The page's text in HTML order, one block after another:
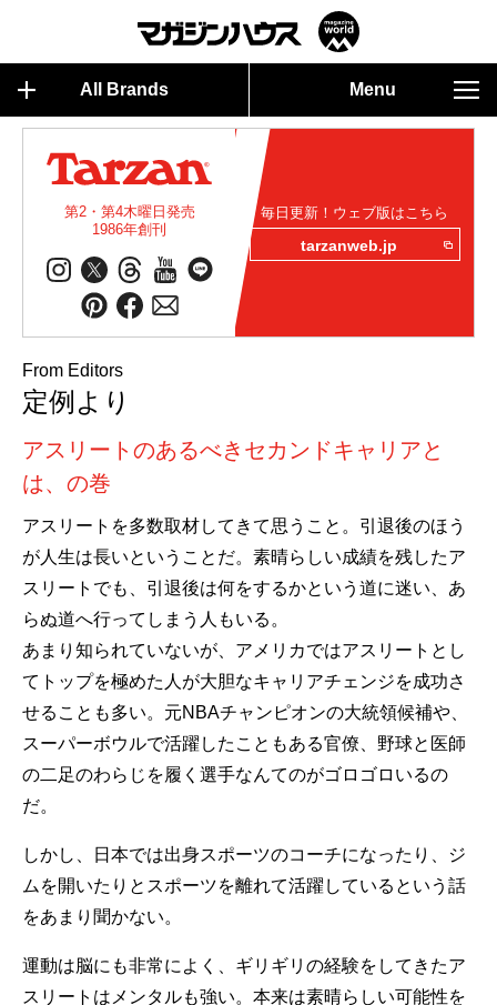
All Brands Menu
第2・第4木曜日発売
1986年創刊
毎日更新！ウェブ版はこちら
tarzanweb.jp
From Editors
定例より
アスリートのあるべきセカンドキャリアと
は、の巻
アスリートを多数取材してきて思うこと。引退後のほう
が人生は長いということだ。素晴らしい成績を残したア
スリートでも、引退後は何をするかという道に迷い、あ
らぬ道へ行ってしまう人もいる。
あまり知られていないが、アメリカではアスリートとし
てトップを極めた人が大胆なキャリアチェンジを成功さ
せることも多い。元NBAチャンピオンの大統領候補や、
スーパーボウルで活躍したこともある官僚、野球と医師
の二足のわらじを履く選手なんてのがゴロゴロいるの
だ。
しかし、日本では出身スポーツのコーチになったり、ジ
ムを開いたりとスポーツを離れて活躍しているという話
をあまり聞かない。
運動は脳にも非常によく、ギリギリの経験をしてきたア
スリートはメンタルも強い。本来は素晴らしい可能性を